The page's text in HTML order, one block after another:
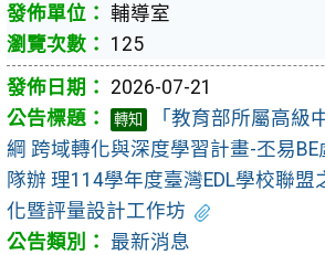
輔導室
125
2026-07-21
轉知
「教育部所屬高級
綱 跨域轉化與深度學習計畫-丕易BE
隊辦 理114學年度臺灣EDL學校聯
化暨評量設計工作坊
最新消息